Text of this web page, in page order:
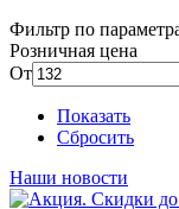
Фильтр по
Розничная цена
От
Показать
Сбросить
Наши новости